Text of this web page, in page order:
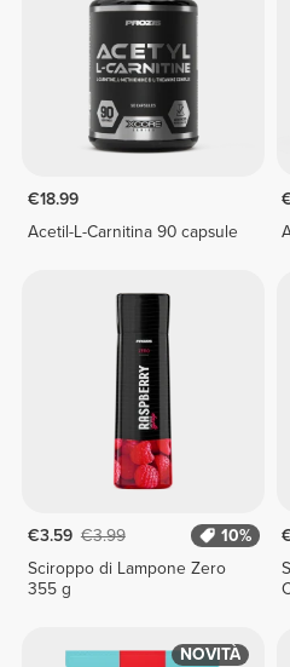
€18.99
Acetil-L-Carnitina 90 capsule
€3.59 €3.99
10%
Sciroppo di Lampone Zero
355 g
NOVITÀ